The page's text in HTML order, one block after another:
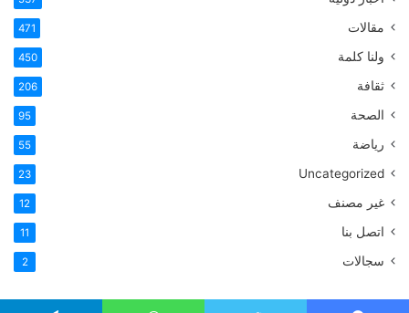
مقالات 471
ولنا كلمة 450
ثقافة 206
الصحة 95
رياضة 55
Uncategorized
23
غير مصنف 12
اتصل بنا 11
سجالات 2